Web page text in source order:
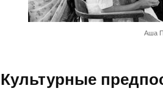
Аша
Культурные